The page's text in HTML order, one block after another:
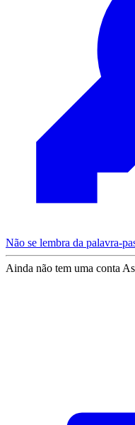
Não se lembra da palavra-
Ainda não tem uma conta